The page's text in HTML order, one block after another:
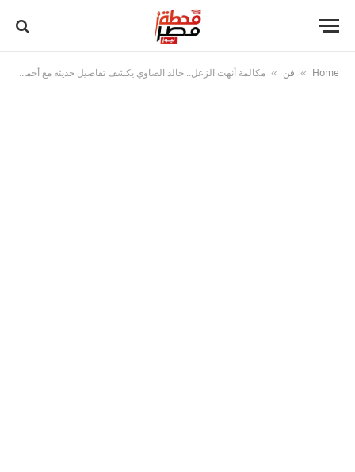
Home
» فن » مكالمة أنهت الزعل.. خالد الصاوي يكشف تفاصيل حديثه مع أحمد السقا